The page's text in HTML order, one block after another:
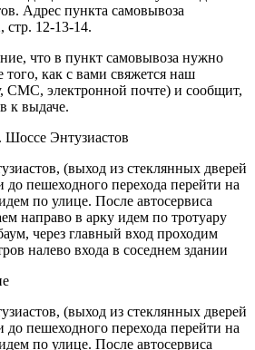
Адрес пункта самовывоза
стр. 12-13-14.
что в пункт самовывоза нужно
того, как с вами свяжется наш
СМС, электронной почте) и сообщит,
к выдаче.
Энтузиастов
(выход из стеклянных дверей
пешеходного перехода перейти на
по улице. После автосервиса
направо в арку идем по тротуару
через главный вход проходим
налево входа в соседнем здании
(выход из стеклянных дверей
пешеходного перехода перейти на
по улице. После автосервиса